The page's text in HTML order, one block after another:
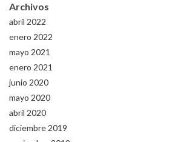
Archivos
abril 2022
enero 2022
mayo 2021
enero 2021
junio 2020
mayo 2020
abril 2020
diciembre 2019